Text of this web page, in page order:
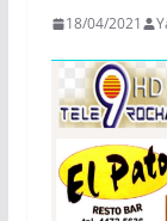
18/04/2021